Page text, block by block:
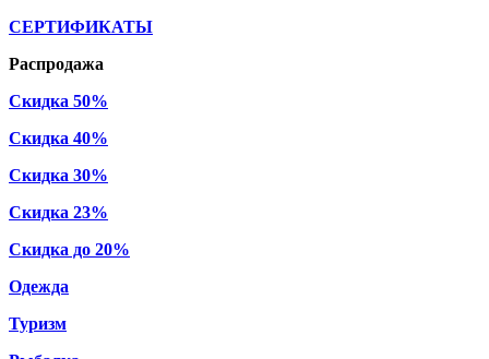
СЕРТИФИКАТЫ
Распродажа
Скидка 50%
Скидка 40%
Скидка 30%
Скидка 23%
Скидка до 20%
Одежда
Туризм